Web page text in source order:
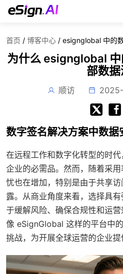
首页 / 博客中心 / esignglobal 中的
为什么 esignglobal
部数
顺访
数字签名解决方案中数据
在远程工作和数字化转型的时
企业的必需品。然而，随着采
忧也在增加，特别是由于共享
露。从商业角度来看，选择具
于缓解风险、确保合规性和运
像 eSignGlobal 这样的平台中
挑战，为开展全球运营的企业提